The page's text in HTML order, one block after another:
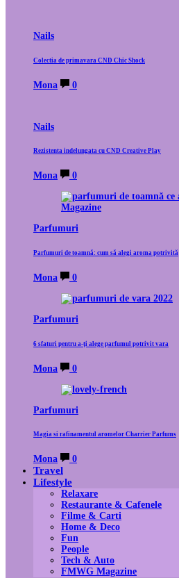
Nails
Colectia de primavara CND Chic Shock
Mona 0
Nails
Rezistenta indelungata cu CND Creative Play
Mona 0
Parfumuri
Parfumuri de toamnă: cum să alegi aroma potrivită
Mona 0
Parfumuri
6 sfaturi pentru a-ți alege parfumul potrivit vara
Mona 0
Parfumuri
Magia si rafinamentul aromelor Charrier Parfums
Mona 0
Travel
Lifestyle
Relaxare
Restaurante & Cafenele
Filme & Carti
Home & Deco
Fun
People
Tech & Auto
FMWG Magazine